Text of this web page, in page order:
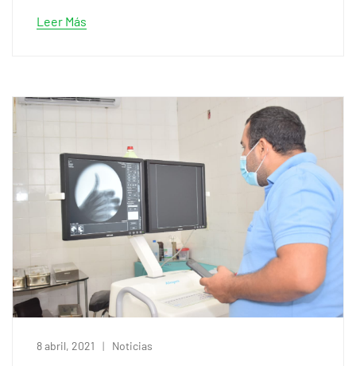
Leer Más
8 abril, 2021 Noticias